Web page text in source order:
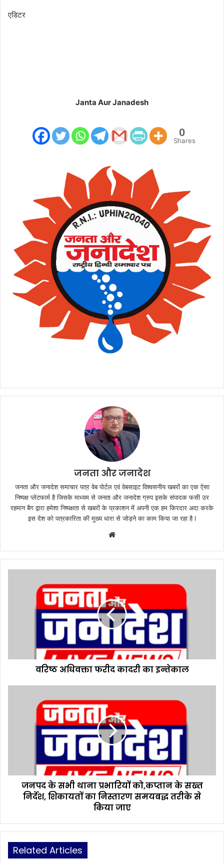
एडिटर
Janta Aur Janadesh
0
Shares
जनता और जनादेश
जनता और जनादेश समाचार पत्र वेब पोर्टल एवं वेबसाइट विश्वसनीय खबरों का एक ऐसा
निष्पक्ष प्लेटफार्म है जिसके माध्यम से जनता और जनादेश ग्रुप इसके संपादक फसी उर
रहमान बैग द्वारा हमेशा निष्पक्षता से खबरों के प्रकाशन में अपनी एक हम किरदार अदा करके
इस देश को पत्रकारिता की मुख्य धारा से जोड़ने का काम किया जा रहा है l
te
री
वरिष्ठ अधिवक्ता फरीद कादरी का इन्तेकाल
ना
प्ता
जनपद के सभी थाना प्रभारियों को,कप्तान के सख्त
निर्देश, शिकायतों का निस्तारण समयबद्ध तरीके से
किया जाए
Related Articles